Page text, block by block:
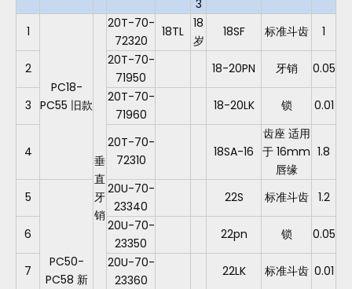
3
1
PC18-
PC55 旧款
垂
直
牙
销
20T-70-
72320
18TL
18
岁
18SF 标准斗齿 1
2
20T-70-
71950
18-20PN 牙销 0.05
3
20T-70-
71960
18-20LK 锁 0.01
4
20T-70-
72310
18SA-16
齿座 适用
于 16mm
唇缘
1.8
5
PC50-
PC58 新
20U-70-
23340
22S 标准斗齿 1.2
6
20U-70-
23350
22pn 锁 0.05
7
20U-70-
23360
22LK 标准斗齿 0.01